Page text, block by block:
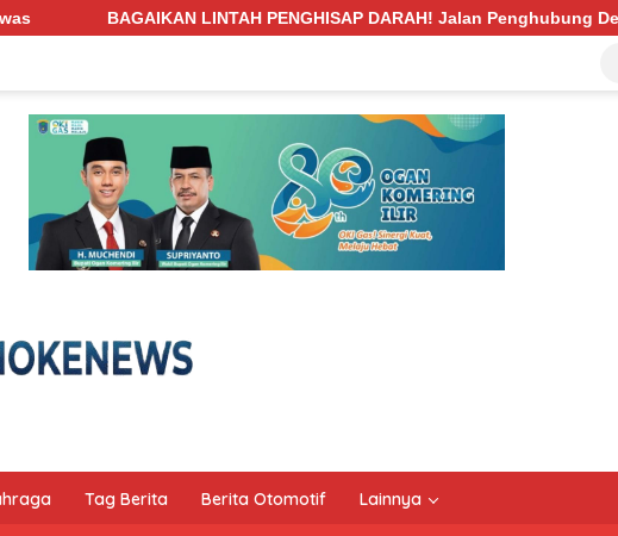
PENGHISAP DARAH! Jalan Penghubung Desa Pengabuan–Betung
Tag Berita Berita Otomotif Lainnya